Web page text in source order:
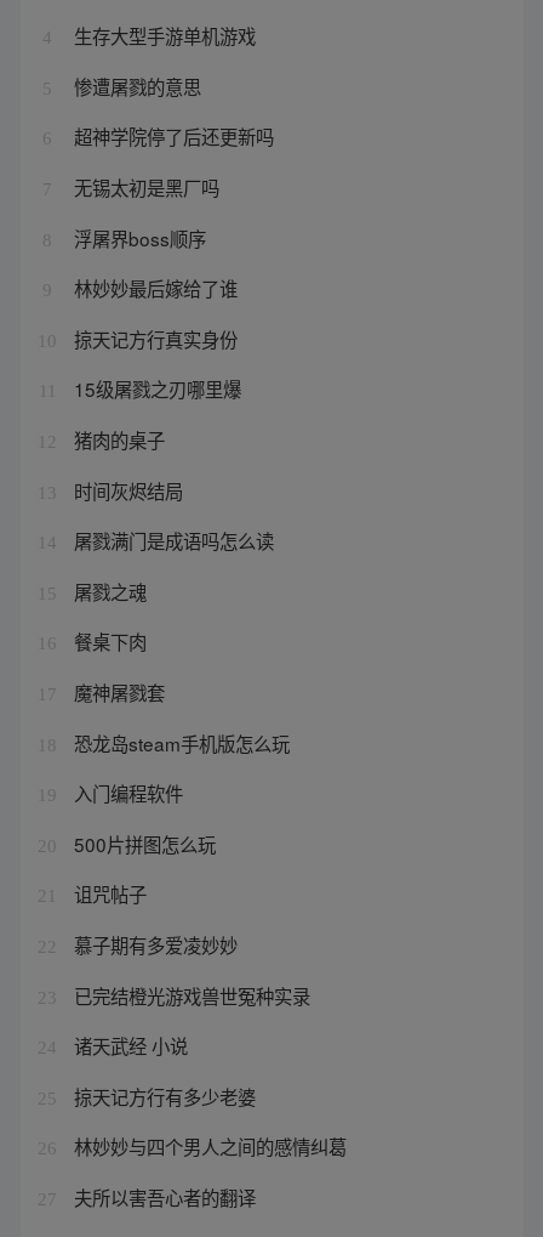
4 生存大型手游单机游戏
5 惨遭屠戮的意思
6 超神学院停了后还更新吗
7 无锡太初是黑厂吗
8 浮屠界boss顺序
9 林妙妙最后嫁给了谁
10 掠天记方行真实身份
15级屠戮之刃哪里爆
12 猪肉的桌子
13 时间灰烬结局
14 屠戮满门是成语吗怎么读
15 屠戮之魂
16 餐桌下肉
17 魔神屠戮套
18 恐龙岛steam手机版怎么玩
19 入门编程软件
20 500片拼图怎么玩
21 诅咒帖子
22 慕子期有多爱凌妙妙
23 已完结橙光游戏兽世冤种实录
24 诸天武经 小说
25 掠天记方行有多少老婆
26 林妙妙与四个男人之间的感情纠葛
27
夫所以害吾心者的翻译